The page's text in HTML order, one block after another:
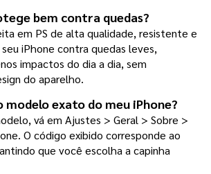
bem contra quedas?
em PS de alta qualidade, resistente e
iPhone contra quedas leves,
impactos do dia a dia, sem
do aparelho.
modelo exato do meu iPhone?
vá em Ajustes > Geral > Sobre >
O código exibido corresponde ao
que você escolha a capinha